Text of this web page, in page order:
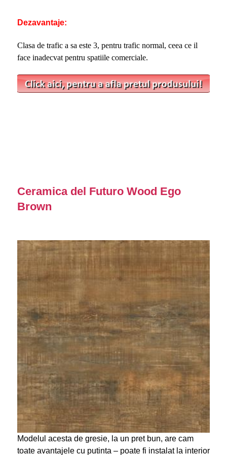
Dezavantaje:
Clasa de trafic a sa este 3, pentru trafic normal, ceea ce il
face inadecvat pentru spatiile comerciale.
Ceramica del Futuro Wood Ego
Brown
Modelul acesta de gresie, la un pret bun, are cam
toate avantajele cu putinta – poate fi instalat la interior